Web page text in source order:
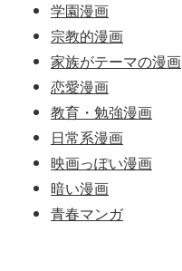
学園漫画
宗教的漫画
家族がテーマの漫画
恋愛漫画
教育・勉強漫画
日常系漫画
映画っぽい漫画
暗い漫画
青春マンガ